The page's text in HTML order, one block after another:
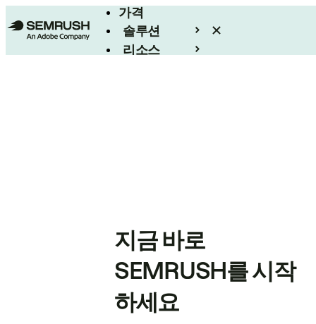
가격
솔루션
리소스
지금 바로
SEMRUSH를 시작
하세요